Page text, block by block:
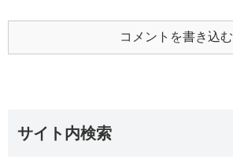
コメントを書き込む
サイト内検索